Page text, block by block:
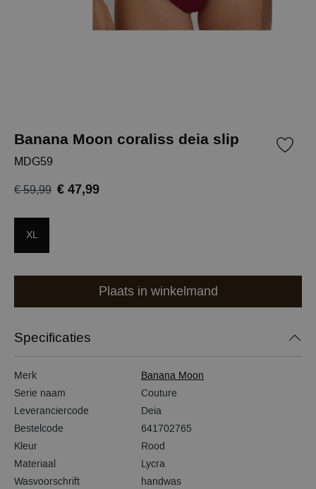
Banana Moon coraliss deia slip
MDG59
€ 59,99 € 47,99
XL
Plaats in winkelmand
Specificaties
Merk
Banana Moon
Serie naam
Couture
Leveranciercode
Deia
Bestelcode
641702765
Kleur
Rood
Materiaal
Lycra
Wasvoorschrift
handwas